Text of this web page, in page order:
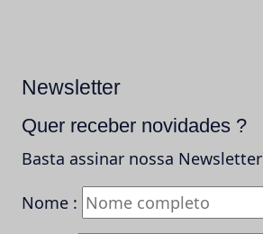
Newsletter
Quer receber novidades ?
Basta assinar nossa Newsletter
Nome :